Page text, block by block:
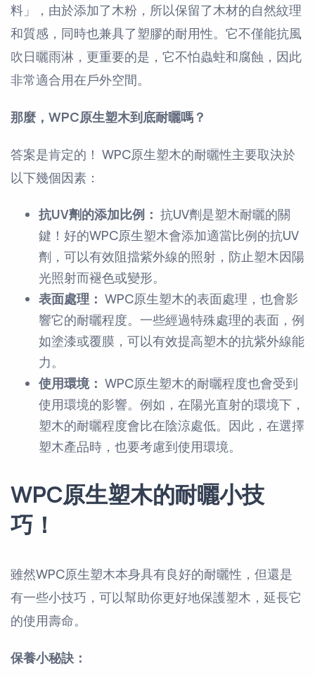
料」，由於添加了木粉，所以保留了木材的自然紋理
和質感，同時也兼具了塑膠的耐用性。它不僅能抗風
吹日曬雨淋，更重要的是，它不怕蟲蛀和腐蝕，因此
非常適合用在戶外空間。
那麼，WPC原生塑木到底耐曬嗎？
答案是肯定的！ WPC原生塑木的耐曬性主要取決於
以下幾個因素：
抗UV劑的添加比例： 抗UV劑是塑木耐曬的關
鍵！好的WPC原生塑木會添加適當比例的抗UV
劑，可以有效阻擋紫外線的照射，防止塑木因陽
光照射而褪色或變形。
表面處理： WPC原生塑木的表面處理，也會影
響它的耐曬程度。一些經過特殊處理的表面，例
如塗漆或覆膜，可以有效提高塑木的抗紫外線能
力。
使用環境： WPC原生塑木的耐曬程度也會受到
使用環境的影響。例如，在陽光直射的環境下，
塑木的耐曬程度會比在陰涼處低。因此，在選擇
塑木產品時，也要考慮到使用環境。
WPC原生塑木的耐曬小技
巧！
雖然WPC原生塑木本身具有良好的耐曬性，但還是
有一些小技巧，可以幫助你更好地保護塑木，延長它
的使用壽命。
保養小秘訣：